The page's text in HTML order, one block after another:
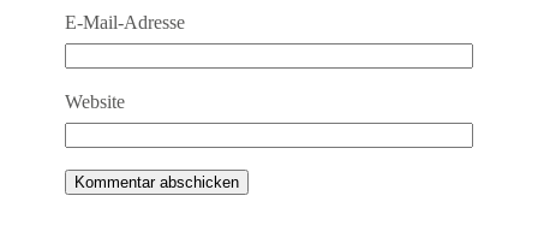
E-Mail-Adresse
Website